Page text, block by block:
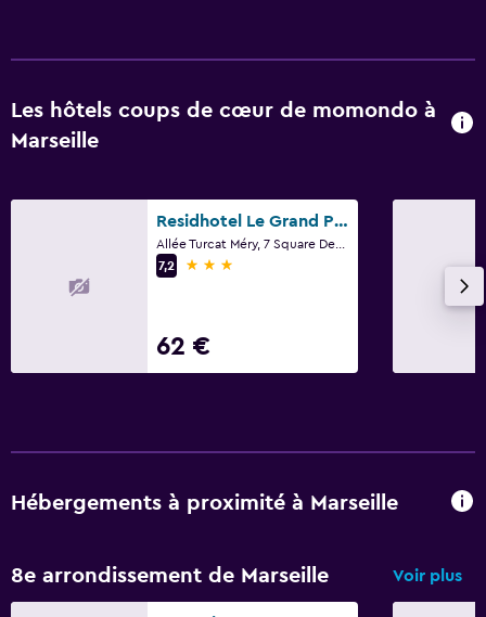
Les hôtels coups de cœur de momondo à
Marseille
Residhotel Le Grand Prado
7,2
3 étoiles
62 €
Hébergements à proximité à Marseille
8e arrondissement de Marseille Voir plus